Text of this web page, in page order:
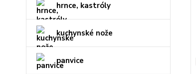
hrnce, kastróly
kuchynské nože
panvice